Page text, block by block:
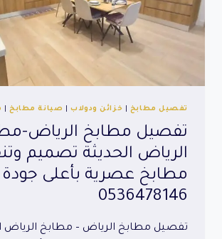
تفصيل مطابخ خزائن ودولاب صيانة مطابخ|
تفصيل مطابخ الرياض-
الرياض الحديثة تصميم
مطابخ عصرية بأعلى جودة
0536478146
تفصيل مطابخ الرياض – مطابخ الرياض